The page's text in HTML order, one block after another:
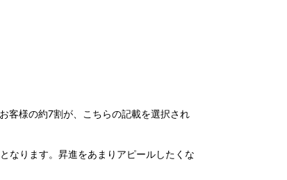
客様の約7割が、こちらの記載を選択され
なります。昇進をあまりアピールしたくな